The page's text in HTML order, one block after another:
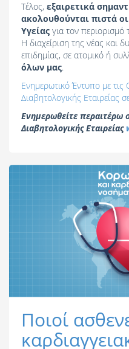
Τέλος, εξαιρετικά
ακολουθούνται πιστά
Υγείας για τον
Η διαχείριση της νέας και
επιδημίας, σε ατομικό ή
όλων μας.
Ενημερωτικό Έντυπο με τις
Διαβητολογικής Εταιρείας
Ενημερωθείτε περαιτέρω
Διαβητολογικής Εταιρείας
Ποιοί